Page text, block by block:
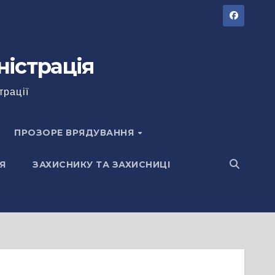
ПРОЗОРЕ ВРЯДУВАННЯ
ЗАХИСНИКУ ТА ЗАХИСНИЦІ